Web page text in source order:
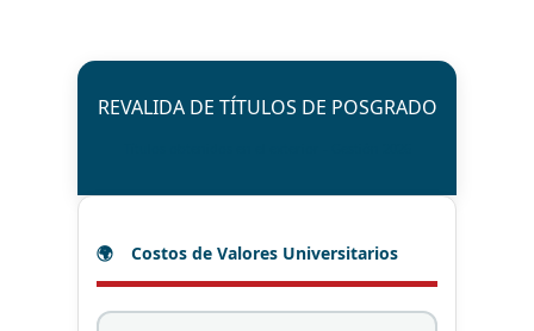
REVALIDA DE TÍTULOS DE POSGRADO
Costos de Valores Universitarios